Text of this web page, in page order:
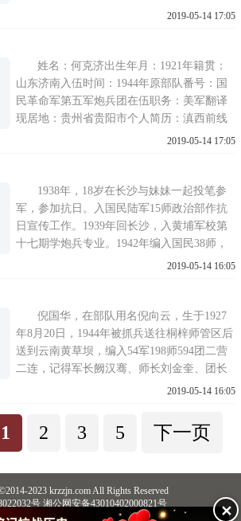
边村联络方式：抗战经历：1942年入伍。
军，曾经入朝。1956年复员回乡。
2019-05-14 17:05
姓名：何克济出生年月：1921年籍贯：
山东济南入伍时间：1944年原部队番号：国
民革命军第五军炮兵团在伍职务：美军翻译
现居地：贵州省贵阳市个人简历：滇西前线
的译员生活何克济1944年3月，我由昆明译训
由名叫铁锈的美军准尉监
2019-05-14 17:05
1938年，18岁在长沙与妹妹一起投笔参
军，参加抗日。入国民陆军15师政治部作抗
日宣传工作。1939年回长沙，入黄埔军校第
十七期学炮兵专业。1942年编入国民38师，
任中尉排长，编入远征军序列，随孙立人抵
军改编成新1军，郑洞国任军长，下辖孙立人
新38师和廖耀湘新22师，参
2019-05-14 16:05
倪国华，在部队用名倪向云，生于1927
年8月20日，1944年被抓兵送往桐梓师管区后
送到云南黄草坝，编入54军198师594团二营
二连，记得军长阙汉骞、师长刘金奎、团长
董夺(音)、营长遇营清(音)、排长邓义仁
长为贵定龙里人(原话)，在攻打腾冲时牺
牲。编入部队后参加保山、高黎贡山、西沙
2019-05-14 16:05
1 2 3 5 下一页
2023 krzzjn.com All Rights Reserved
号 湘公网安备43010402000821号
息举报中心
长沙市互联网违法和不良信息举报中心✕